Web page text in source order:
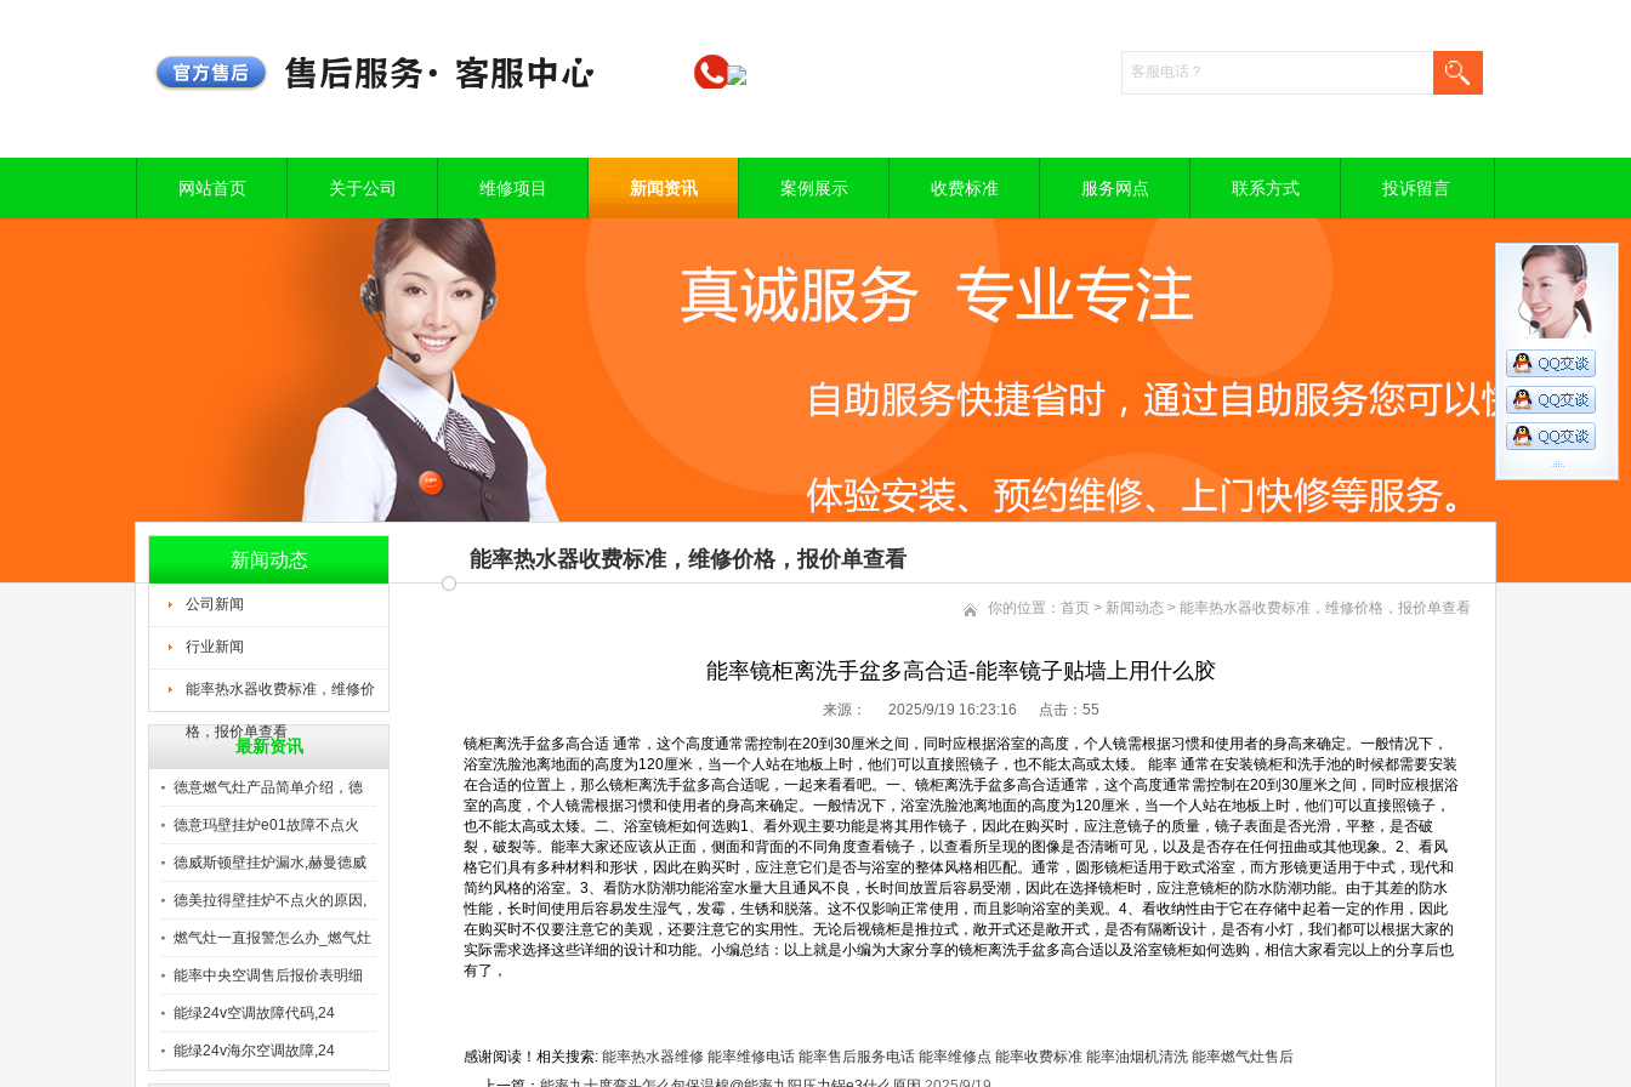
网站首页 关于公司 维修项目 新闻资讯 案例展示 收费标准 服务网点 联系方式 投诉留言
新闻动态
公司新闻
行业新闻
能率热水器收费标准，维修价
格，报价单查看
最新资讯
德意燃气灶产品简单介绍，德
意
德意玛壁挂炉e01故障不点火
德威斯顿壁挂炉漏水,赫曼德威
德美拉得壁挂炉不点火的原因,
燃气灶一直报警怎么办_燃气灶
能率中央空调售后报价表明细
是
能绿24v空调故障代码,24
能绿24v海尔空调故障,24
能率热水器收费标准，维修价格，报价单查看
你的位置： 首页 > 新闻动态 > 能率热水器收费标准，维修价格，报价单查看
能率镜柜离洗手盆多高合适-能率镜子贴墙上用什么胶
来源： 2025/9/19 16:23:16 点击： 55
镜柜离洗手盆多高合适 通常，这个高度通常需控制在20到30厘米之间，同时应根据浴室的高度，个人镜需根据习惯和使用者的身高来确定。一般情况下，
浴室洗脸池离地面的高度为120厘米，当一个人站在地板上时，他们可以直接照镜子，也不能太高或太矮。 能率 通常在安装镜柜和洗手池的时候都需要安装
在合适的位置上，那么镜柜离洗手盆多高合适呢，一起来看看吧。一、镜柜离洗手盆多高合适通常，这个高度通常需控制在20到30厘米之间，同时应根据浴
室的高度，个人镜需根据习惯和使用者的身高来确定。一般情况下，浴室洗脸池离地面的高度为120厘米，当一个人站在地板上时，他们可以直接照镜子，
也不能太高或太矮。二、浴室镜柜如何选购1、看外观主要功能是将其用作镜子，因此在购买时，应注意镜子的质量，镜子表面是否光滑，平整，是否破
裂，破裂等。能率大家还应该从正面，侧面和背面的不同角度查看镜子，以查看所呈现的图像是否清晰可见，以及是否存在任何扭曲或其他现象。2、看风
格它们具有多种材料和形状，因此在购买时，应注意它们是否与浴室的整体风格相匹配。通常，圆形镜柜适用于欧式浴室，而方形镜更适用于中式，现代和
简约风格的浴室。3、看防水防潮功能浴室水量大且通风不良，长时间放置后容易受潮，因此在选择镜柜时，应注意镜柜的防水防潮功能。由于其差的防水
性能，长时间使用后容易发生湿气，发霉，生锈和脱落。这不仅影响正常使用，而且影响浴室的美观。4、看收纳性由于它在存储中起着一定的作用，因此
在购买时不仅要注意它的美观，还要注意它的实用性。无论后视镜柜是推拉式，敞开式还是敞开式，是否有隔断设计，是否有小灯，我们都可以根据大家的
实际需求选择这些详细的设计和功能。小编总结：以上就是小编为大家分享的镜柜离洗手盆多高合适以及浴室镜柜如何选购，相信大家看完以上的分享后也
有了，
感谢阅读！相关搜索: 能率热水器维修 能率维修电话 能率售后服务电话 能率维修点 能率收费标准 能率油烟机清洗 能率燃气灶售后